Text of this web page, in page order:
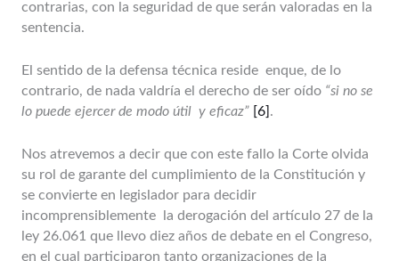
contrarias, con la seguridad de que serán valoradas en la
sentencia.
El sentido de la defensa técnica reside enque, de lo
contrario, de nada valdría el derecho de ser oído “si no se
lo puede ejercer de modo útil y eficaz”
[6] .
Nos atrevemos a decir que con este fallo la Corte olvida
su rol de garante del cumplimiento de la Constitución y
se convierte en legislador para decidir
incomprensiblemente la derogación del artículo 27 de la
ley 26.061 que llevo diez años de debate en el Congreso,
en el cual participaron tanto organizaciones de la